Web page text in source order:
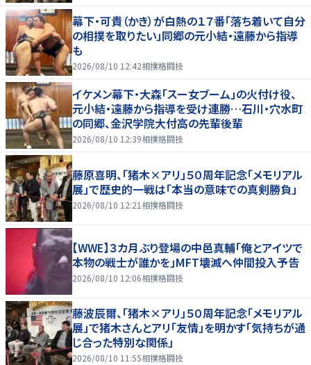
幕下・可貴（かき）が白熱の１７番「落ち着いて自分
の相撲を取りたい」同郷の元小結・遠藤から指導
も
2026/08/10 12:42相撲格闘技
イケメン幕下・大森「スー女ブーム」の火付け役、
元小結・遠藤から指導を受け連勝…石川・穴水町
の同郷、金沢学院大付高の先輩後輩
2026/08/10 12:39相撲格闘技
藤原喜明、「猪木×アリ」５０周年記念「メモリアル
展」で歴史的一戦は「本当の意味での真剣勝負」
2026/08/10 12:21 相撲格闘技
【WWE】３カ月ぶり登場の中邑真輔「俺とアイツで
本物の戦士が誰かを」MFT壊滅へ仲間投入予告
2026/08/10 12:06相撲格闘技
藤波辰爾、「猪木×アリ」５０周年記念「メモリアル
展」で猪木さんとアリ「友情」を明かす「気持ちが通
じ合った特別な関係」
2026/08/10 11:55相撲格闘技